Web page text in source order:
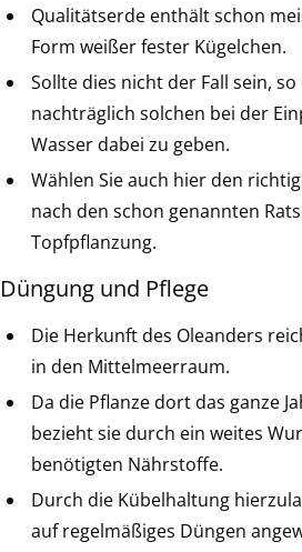
Qualitätserde enthält schon
Form weißer fester Kügelchen.
Sollte dies nicht der Fall sein,
nachträglich solchen bei der
Wasser dabei zu geben.
Wählen Sie auch hier den
nach den schon genannten
Topfpflanzung.
Düngung und Pflege
Die Herkunft des Oleanders
in den Mittelmeerraum.
Da die Pflanze dort das ganze
bezieht sie durch ein weites
benötigten Nährstoffe.
Durch die Kübelhaltung
auf regelmäßiges Düngen